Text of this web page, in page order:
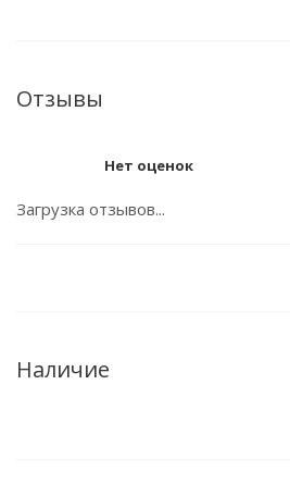
Отзывы
Нет оценок
Загрузка отзывов...
Наличие